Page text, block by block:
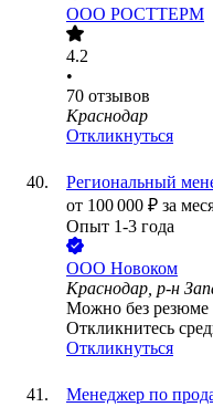
ООО РОСТТЕРМ
4.2
•
70 отзывов
Краснодар
Откликнуться
Региональный
от 100 000 ₽ за
Опыт 1-3 года
ООО Новоком
Краснодар, р-н
Можно без резюме
Откликнитесь
Откликнуться
Менеджер по